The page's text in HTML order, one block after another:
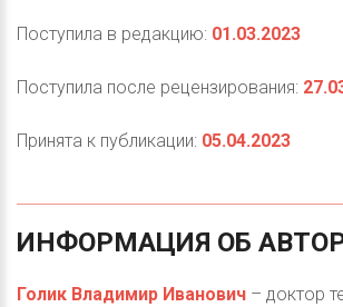
Поступила в редакцию: 01.03.2023
Поступила после рецензирования:
Принята к публикации: 05.04.2023
ИНФОРМАЦИЯ ОБ
Голик Владимир Иванович – доктор